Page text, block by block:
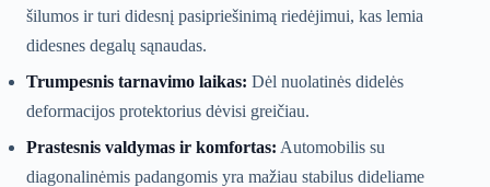
šilumos ir turi didesnį pasipriešinimą riedėjimui, kas lemia
didesnes degalų sąnaudas.
Trumpesnis tarnavimo laikas: Dėl nuolatinės didelės
deformacijos protektorius dėvisi greičiau.
Prastesnis valdymas ir komfortas: Automobilis su
diagonalinėmis padangomis yra mažiau stabilus dideliame